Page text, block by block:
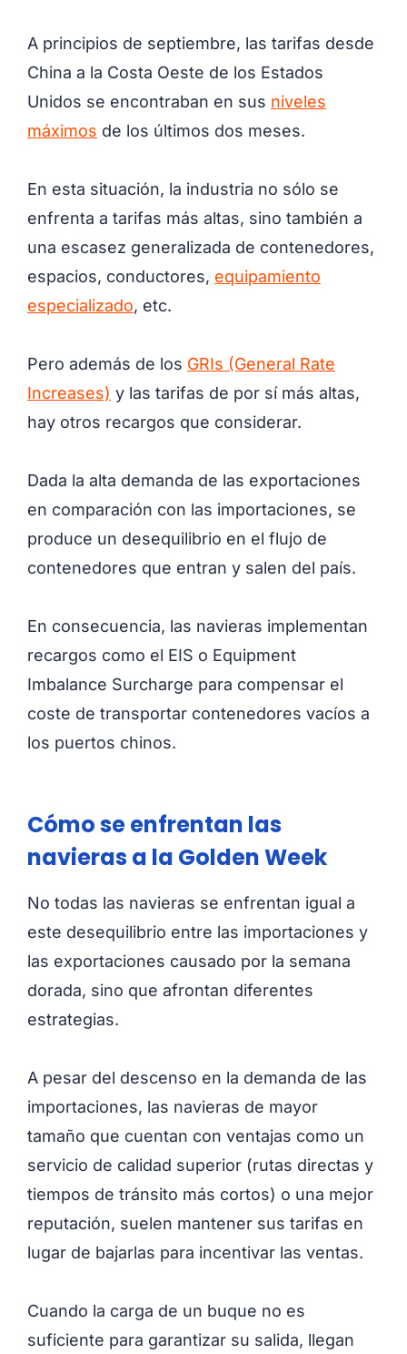
A principios de septiembre, las tarifas desde
China a la Costa Oeste de los Estados
Unidos se encontraban en sus niveles
máximos de los últimos dos meses.
En esta situación, la industria no sólo se
enfrenta a tarifas más altas, sino también a
una escasez generalizada de contenedores,
espacios, conductores, equipamiento
especializado, etc.
Pero además de los GRIs (General Rate
Increases) y las tarifas de por sí más altas,
hay otros recargos que considerar.
Dada la alta demanda de las exportaciones
en comparación con las importaciones, se
produce un desequilibrio en el flujo de
contenedores que entran y salen del país.
En consecuencia, las navieras implementan
recargos como el EIS o Equipment
Imbalance Surcharge para compensar el
coste de transportar contenedores vacíos a
los puertos chinos.
Cómo se enfrentan las
navieras a la Golden Week
No todas las navieras se enfrentan igual a
este desequilibrio entre las importaciones y
las exportaciones causado por la semana
dorada, sino que afrontan diferentes
estrategias.
A pesar del descenso en la demanda de las
importaciones, las navieras de mayor
tamaño que cuentan con ventajas como un
servicio de calidad superior (rutas directas y
tiempos de tránsito más cortos) o una mejor
reputación, suelen mantener sus tarifas en
lugar de bajarlas para incentivar las ventas.
Cuando la carga de un buque no es
suficiente para garantizar su salida, llegan